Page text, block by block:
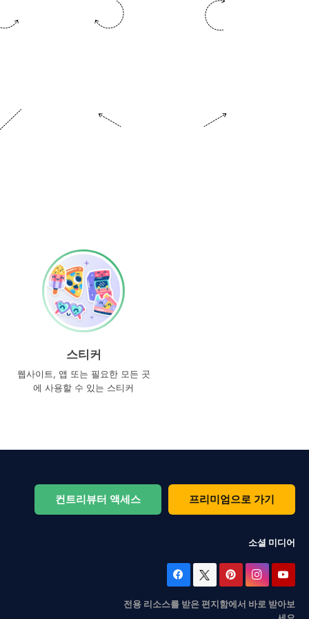
스티커
웹사이트, 앱 또는 필요한 모든 곳
에 사용할 수 있는 스티커
컨트리뷰터 액세스 프리미엄으로 가기
소셜 미디어
전용 리소스를 받은 편지함에서 바로 받아보